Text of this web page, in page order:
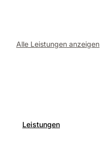
Alle Leistungen anzeigen
Leistungen